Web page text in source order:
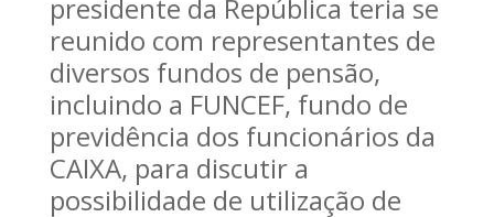
presidente da República teria se
reunido com representantes de
diversos fundos de pensão,
incluindo a FUNCEF, fundo de
previdência dos funcionários da
CAIXA, para discutir a
possibilidade de utilização de